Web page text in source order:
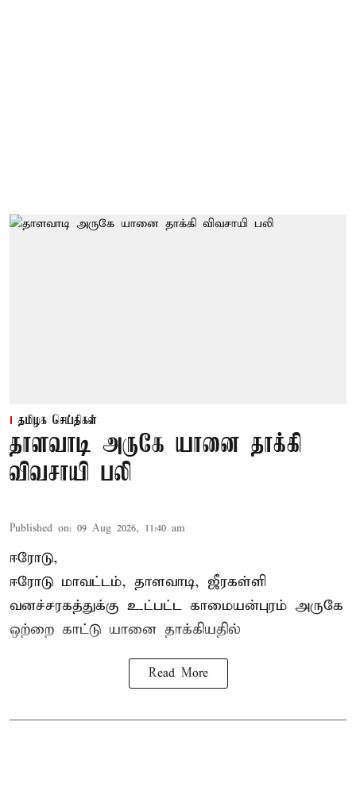
தமிழக செய்திகள்
தாளவாடி அருகே யானை தாக்கி
விவசாயி பலி
Published on: 09 Aug 2026, 11:40 am
ஈரோடு,
ஈரோடு மாவட்டம், தாளவாடி, ஜீரகள்ளி
வனச்சரகத்துக்கு உட்பட்ட காமையன்புரம் அருகே
ஒற்றை காட்டு யானை தாக்கியதில்
Read More